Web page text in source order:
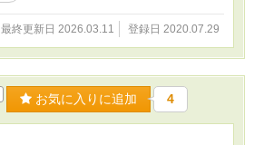
最終更新日 2026.03.11 登録日 2020.07.29
お気に入りに追加 4